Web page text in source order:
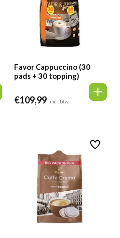
Favor Cappuccino (30
pads + 30 topping)
€109,99 incl. btw